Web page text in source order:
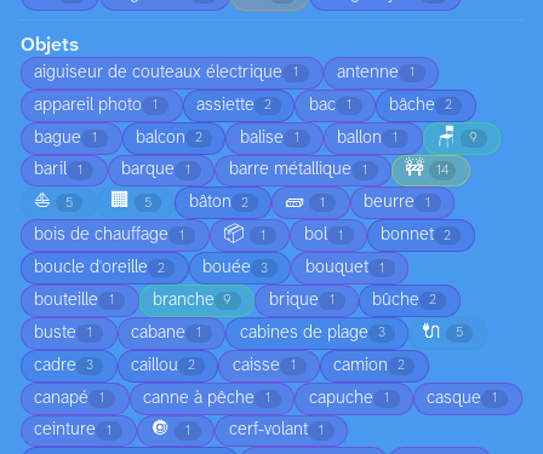
Objets
aiguiseur de couteaux électrique 1 antenne 1
appareil photo 1 assiette 2 bac 1 bâche 2
bague 1 balcon 2 balise 1 ballon 1 🪑 9
baril 1 barque 1 barre métallique 1 🚧 14
⛵ 5 🏢 5 bâton 2 🧱 1 beurre 1
bois de chauffage 1 📦 1 bol 1 bonnet 2
boucle d'oreille 2 bouée 3 bouquet 1
bouteille 1 branche 9 brique 1 bûche 2
buste 1 cabane 1 cabines de plage 3 🔌 5
cadre 3 caillou 2 caisse 1 camion 2
canapé 1 canne à pêche 1 capuche 1 casque 1
ceinture 1 🔘 1 cerf-volant 1